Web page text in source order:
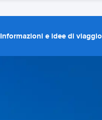
Informazioni e idee di viaggio